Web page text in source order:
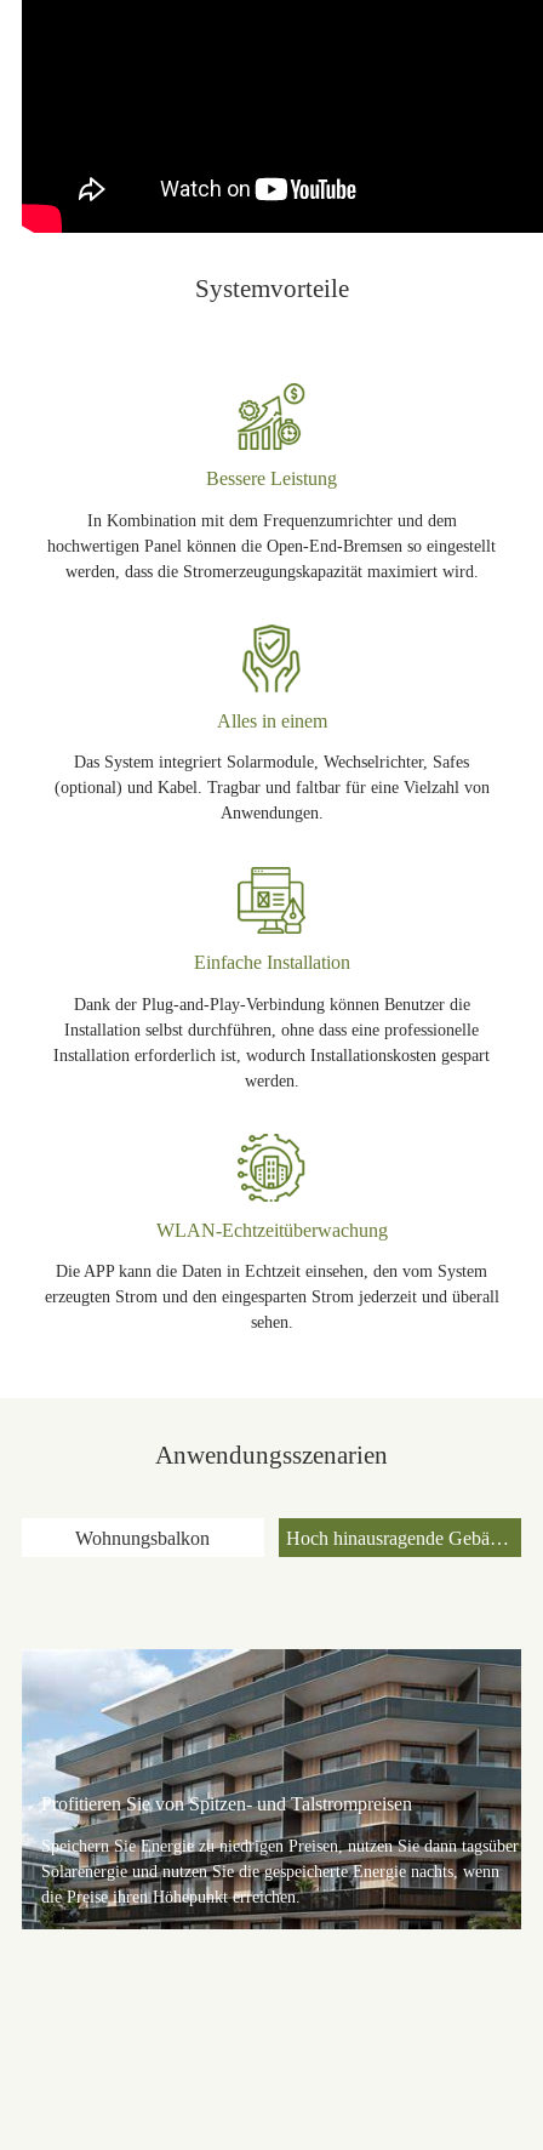
Systemvorteile
Bessere Leistung
In Kombination mit dem Frequenzumrichter und dem
hochwertigen Panel können die Open-End-Bremsen so eingestellt
werden, dass die Stromerzeugungskapazität maximiert wird.
Alles in einem
Das System integriert Solarmodule, Wechselrichter, Safes
(optional) und Kabel. Tragbar und faltbar für eine Vielzahl von
Anwendungen.
Einfache Installation
Dank der Plug-and-Play-Verbindung können Benutzer die
Installation selbst durchführen, ohne dass eine professionelle
Installation erforderlich ist, wodurch Installationskosten gespart
werden.
WLAN-Echtzeitüberwachung
Die APP kann die Daten in Echtzeit einsehen, den vom System
erzeugten Strom und den eingesparten Strom jederzeit und überall
sehen.
Anwendungsszenarien
Wohnungsbalkon Hoch hinausragende Gebäude
dann tagsüber
wenn